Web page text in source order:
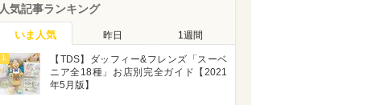
人気記事ランキング
いま人気 昨日 1週間
1
【TDS】ダッフィー&フレンズ「スーベ
ニア全18種」お店別完全ガイド【2021
年5月版】